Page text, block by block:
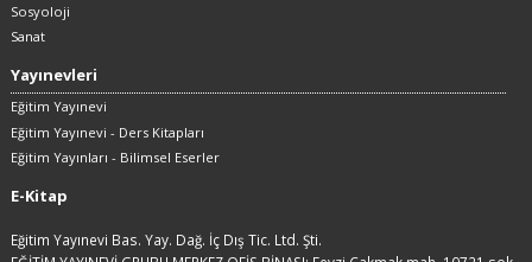
Sosyoloji
Sanat
Yayınevleri
Eğitim Yayınevi
Eğitim Yayınevi - Ders Kitapları
Eğitim Yayınları - Bilimsel Eserler
E-Kitap
Eğitim Yayınevi Bas. Yay. Dağ. İç Dış Tic. Ltd. Şti.